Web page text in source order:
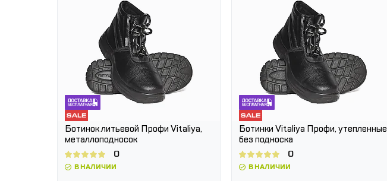
ГОСТ 12.4,137-2001 (ДСТУ3962-2000)
ГОСТ28507-99 (ДСТУ 3835-98)
ГОСТ 5394-89
ЕN345
Отличительные характеристики:
Размеры: 36-47
Страна производитель: Украина
Цвет: Черный
Ботинок литьевой Профи Vitaliya,
металлоподносок
В НАЛИЧИИ
0
Ботинки Vitaliya Профи, утепленные
без подноска
В НАЛИЧИИ
0